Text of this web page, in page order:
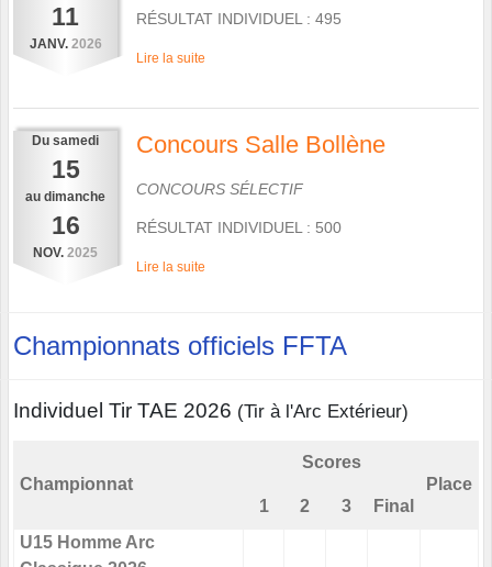
11
JANV. 2026
RÉSULTAT INDIVIDUEL : 495
Lire la suite
Du samedi
15
au dimanche
16
NOV. 2025
Concours Salle Bollène
CONCOURS SÉLECTIF
RÉSULTAT INDIVIDUEL : 500
Lire la suite
Championnats officiels FFTA
Individuel Tir TAE 2026 (Tir à l'Arc Extérieur)
Championnat
Scores
Place
1
2 3
Final
U15 Homme Arc